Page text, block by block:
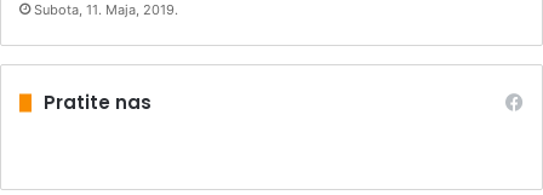
Subota, 11. Maja, 2019.
Pratite nas